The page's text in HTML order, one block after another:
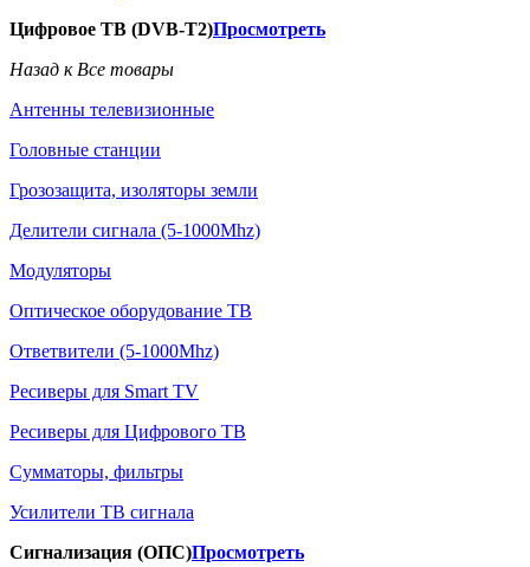
Цифровое ТВ (DVB-T2)Просмотреть
Назад к Все товары
Антенны телевизионные
Головные станции
Грозозащита, изоляторы земли
Делители сигнала (5-1000Mhz)
Модуляторы
Оптическое оборудование ТВ
Ответвители (5-1000Mhz)
Ресиверы для Smart TV
Ресиверы для Цифрового ТВ
Сумматоры, фильтры
Усилители ТВ сигнала
Сигнализация (ОПС)Просмотреть